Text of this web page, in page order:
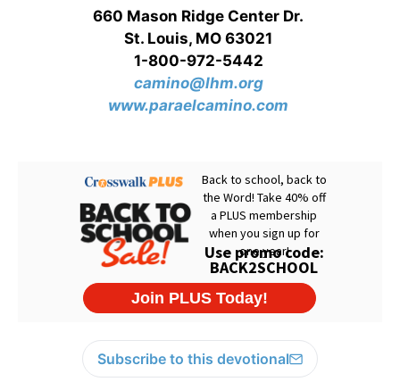
660 Mason Ridge Center Dr.
St. Louis, MO 63021
1-800-972-5442
camino@lhm.org
www.paraelcamino.com
Subscribe to this devotional